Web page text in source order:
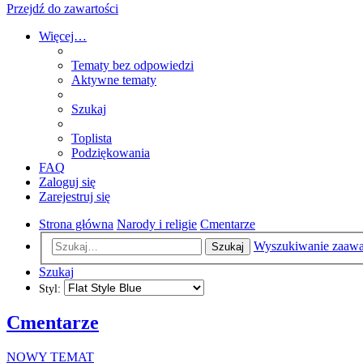
Przejdź do zawartości
Więcej…
Tematy bez odpowiedzi
Aktywne tematy
Szukaj
Toplista
Podziękowania
FAQ
Zaloguj się
Zarejestruj się
Strona główna Narody i religie Cmentarze
Szukaj
Wyszukiwanie
Szukaj
Styl:
Cmentarze
NOWY TEMAT